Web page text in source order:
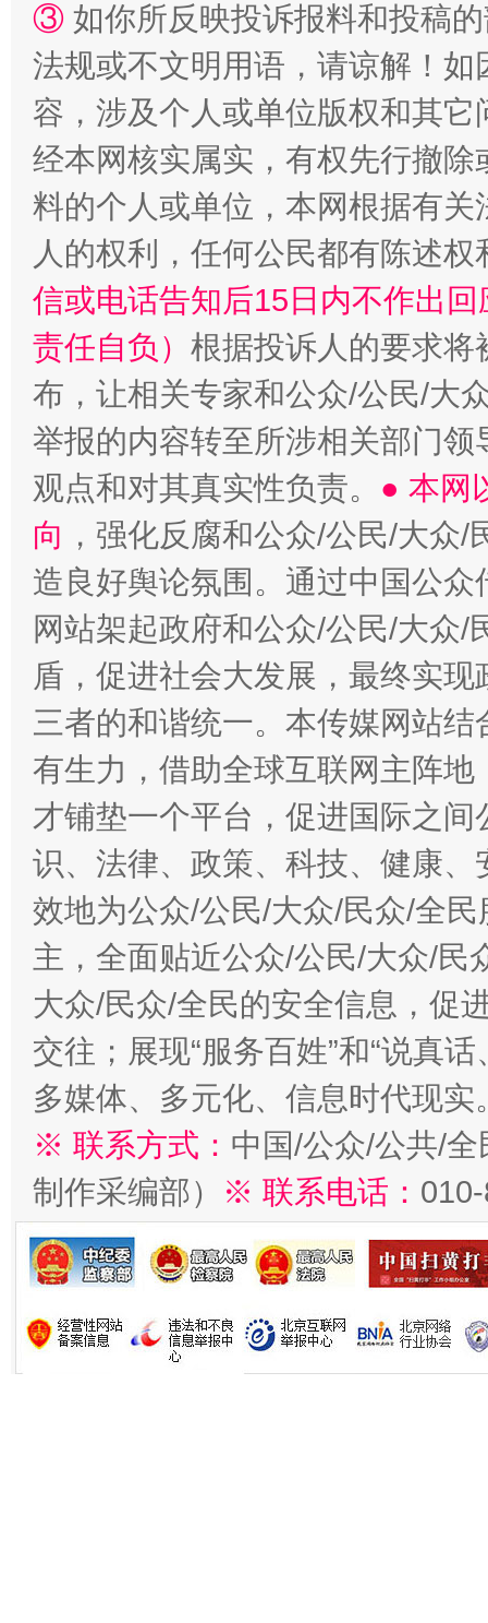
站台名比不上好声名
招工难、用工荒背后
③ 如你所反映投诉报料和投稿
法规或不文明用语，请谅解！
容，涉及个人或单位版权和其它
经本网核实属实，有权先行撤
料的个人或单位，本网根据有
人的权利，任何公民都有陈述
信或电话告知后15日内不作出
责任自负） 根据投诉人的要求将
布，让相关专家和公众/公民/大
举报的内容转至所涉相关部门
观点和对其真实性负责。 ● 本网
向 ，强化反腐和公众/公民/大众
造良好舆论氛围。通过中国公
网站架起政府和公众/公民/大众
盾，促进社会大发展，最终实
三者的和谐统一。本传媒网站
有生力，借助全球互联网主阵
才铺垫一个平台，促进国际之
识、法律、政策、科技、健康
效地为公众/公民/大众/民众/全
主，全面贴近公众/公民/大众/民
大众/民众/全民的安全信息，促
交往；展现“服务百姓”和“说真
多媒体、多元化、信息时代现实
※ 联系方式： 中国/公众/公共/
制作采编部）
※ 联系电话：